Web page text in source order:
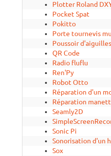
Plotter Roland
Pocket Spat
Pokitto
Porte tournevis
Poussoir
QR Code
Radio fluflu
Ren'Py
Robot Otto
Réparation d'un
Réparation
Seamly2D
Sonic Pi
Sonorisation d'un
Sox